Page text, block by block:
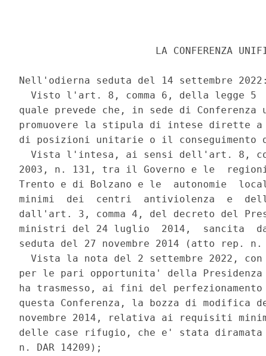
LA CONFERENZA
Nell'odierna seduta del 14 settembre
Visto l'art. 8, comma 6, della legge 5
quale prevede che, in sede di
promuovere la stipula di intese dirette
di posizioni unitarie o il
Vista l'intesa, ai sensi dell'art. 8,
2003, n. 131, tra il Governo e le
Trento e di Bolzano e le  autonomie
minimi  dei  centri  antiviolenza  e
dall'art. 3, comma 4, del decreto del
ministri del 24 luglio  2014,  sancita
seduta del 27 novembre 2014 (atto rep.
Vista la nota del 2 settembre 2022,
per le pari opportunita' della
ha trasmesso, ai fini del
questa Conferenza, la bozza di modifica
novembre 2014, relativa ai requisiti
delle case rifugio, che e' stata
n. DAR 14209);